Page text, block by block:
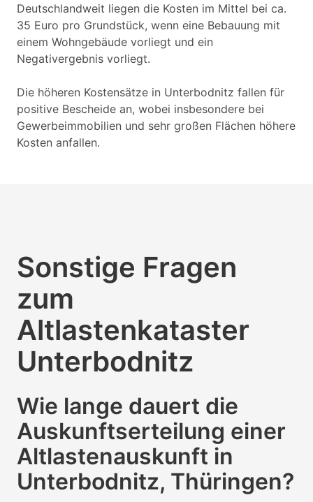
Deutschlandweit liegen die Kosten im Mittel bei ca.
35 Euro pro Grundstück, wenn eine Bebauung mit
einem Wohngebäude vorliegt und ein
Negativergebnis vorliegt.
Die höheren Kostensätze in Unterbodnitz fallen für
positive Bescheide an, wobei insbesondere bei
Gewerbeimmobilien und sehr großen Flächen höhere
Kosten anfallen.
Sonstige Fragen
zum
Altlastenkataster
Unterbodnitz
Wie lange dauert die
Auskunftserteilung einer
Altlastenauskunft in
Unterbodnitz, Thüringen?